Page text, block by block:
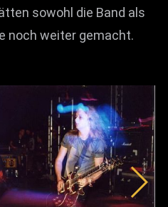
sowohl die Band als
noch weiter gemacht.